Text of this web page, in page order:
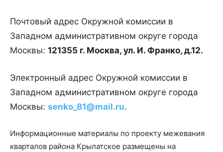
Почтовый адрес Окружной комиссии в
Западном административном округе города
Москвы: 121355 г. Москва, ул. И. Франко, д.12.
Электронный адрес Окружной комиссии в
Западном административном округе города
Москвы: senko_81@mail.ru.
Информационные материалы по проекту межевания
кварталов района Крылатское размещены на